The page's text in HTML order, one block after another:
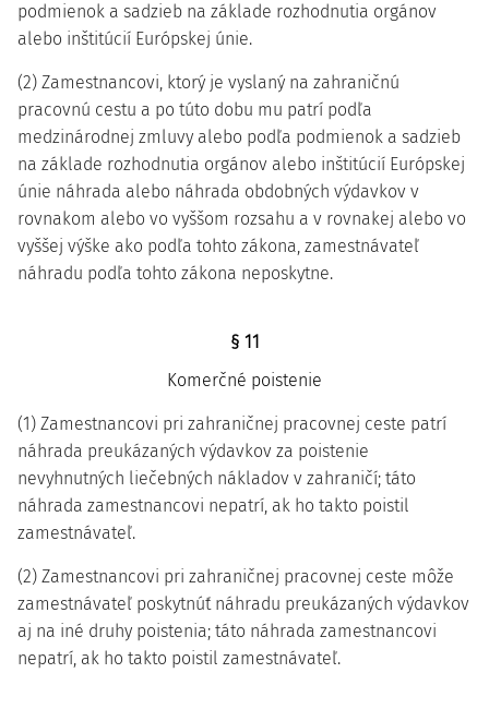
podmienok a sadzieb na základe rozhodnutia orgánov
alebo inštitúcií Európskej únie.
(2) Zamestnancovi, ktorý je vyslaný na zahraničnú
pracovnú cestu a po túto dobu mu patrí podľa
medzinárodnej zmluvy alebo podľa podmienok a sadzieb
na základe rozhodnutia orgánov alebo inštitúcií Európskej
únie náhrada alebo náhrada obdobných výdavkov v
rovnakom alebo vo vyššom rozsahu a v rovnakej alebo vo
vyššej výške ako podľa tohto zákona, zamestnávateľ
náhradu podľa tohto zákona neposkytne.
§ 11
Komerčné poistenie
(1) Zamestnancovi pri zahraničnej pracovnej ceste patrí
náhrada preukázaných výdavkov za poistenie
nevyhnutných liečebných nákladov v zahraničí; táto
náhrada zamestnancovi nepatrí, ak ho takto poistil
zamestnávateľ.
(2) Zamestnancovi pri zahraničnej pracovnej ceste môže
zamestnávateľ poskytnúť náhradu preukázaných výdavkov
aj na iné druhy poistenia; táto náhrada zamestnancovi
nepatrí, ak ho takto poistil zamestnávateľ.